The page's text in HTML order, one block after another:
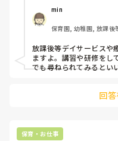
min
保育園, 幼稚園, 放課後
放課後等デイサービスや
ますよ。講習や研修をし
でも尋ねられてみるとい
回
保育・お仕事